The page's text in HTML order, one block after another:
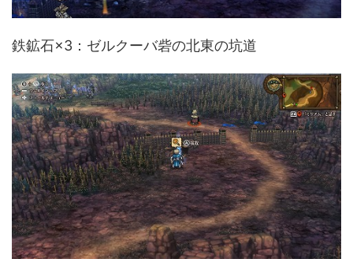
鉄鉱石×3：ゼルクーバ砦の北東の坑道